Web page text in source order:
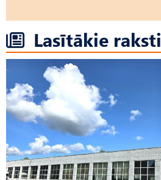
Lasītākie raksti